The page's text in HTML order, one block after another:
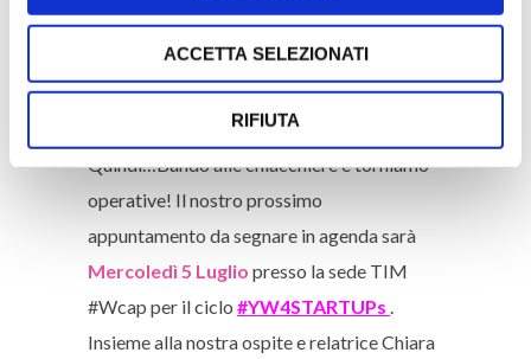
ACCETTA SELEZIONATI
RIFIUTA
creato a Roma possa supportare non solo le
future attività ma che possa anche crescere
Quindi…Bando alle chiacchiere e torniamo
operative! Il nostro prossimo
appuntamento da segnare in agenda sarà
Mercoledì 5 Luglio presso la sede TIM
#Wcap per il ciclo #YW4STARTUPs .
Insieme alla nostra ospite e relatrice Chiara